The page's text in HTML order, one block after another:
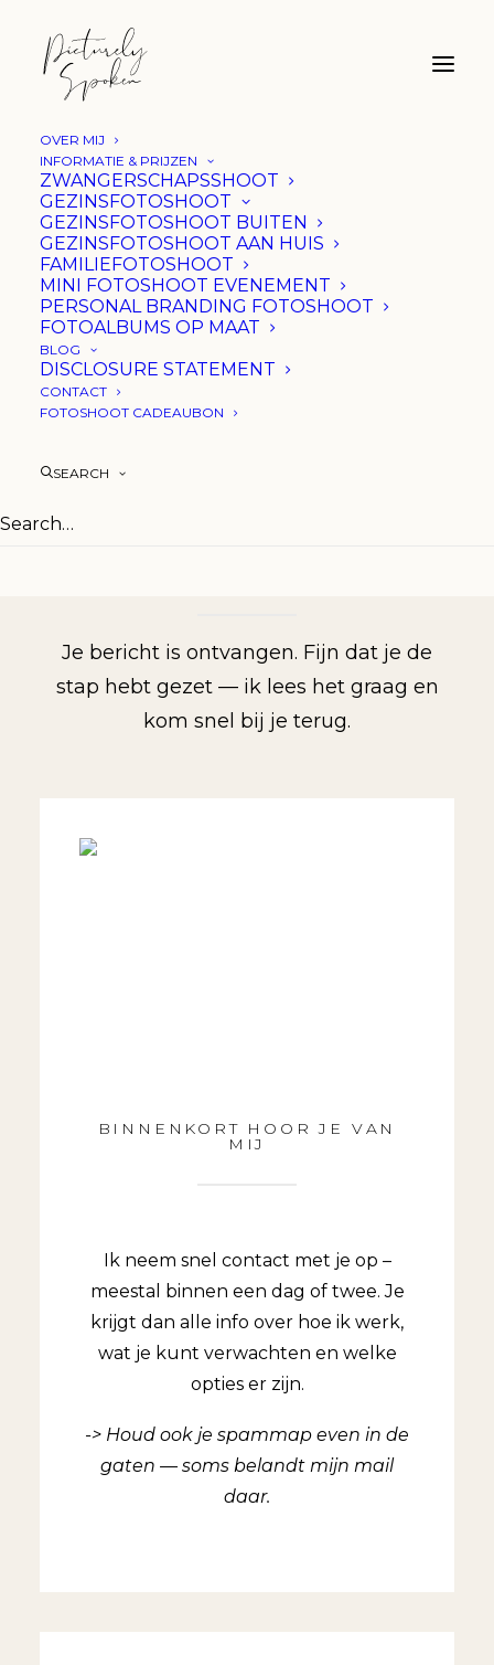
OVER MIJ
INFORMATIE & PRIJZEN
ZWANGERSCHAPSSHOOT
GEZINSFOTOSHOOT
GEZINSFOTOSHOOT BUITEN
GEZINSFOTOSHOOT AAN HUIS
FAMILIEFOTOSHOOT
MINI FOTOSHOOT EVENEMENT
PERSONAL BRANDING FOTOSHOOT
FOTOALBUMS OP MAAT
BLOG
DISCLOSURE STATEMENT
CONTACT
FOTOSHOOT CADEAUBON
SEARCH
Je bericht is ontvangen. Fijn dat je de
stap hebt gezet — ik lees het graag en
kom snel bij je terug.
BINNENKORT HOOR JE VAN
MIJ
Ik neem snel contact met je op –
meestal binnen een dag of twee. Je
krijgt dan alle info over hoe ik werk,
wat je kunt verwachten en welke
opties er zijn.
-> Houd ook je spammap even in de
gaten — soms belandt mijn mail
daar.